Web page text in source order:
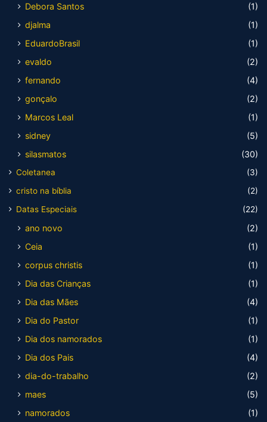
Debora Santos
(1)
djalma
(1)
EduardoBrasil
(1)
evaldo
(2)
fernando
(4)
gonçalo
(2)
Marcos Leal
(1)
sidney
(5)
silasmatos
(30)
Coletanea
(3)
cristo na bíblia
(2)
Datas Especiais
(22)
ano novo
(2)
Ceia
(1)
corpus christis
(1)
Dia das Crianças
(1)
Dia das Mães
(4)
Dia do Pastor
(1)
Dia dos namorados
(1)
Dia dos Pais
(4)
dia-do-trabalho
(2)
maes
(5)
namorados
(1)